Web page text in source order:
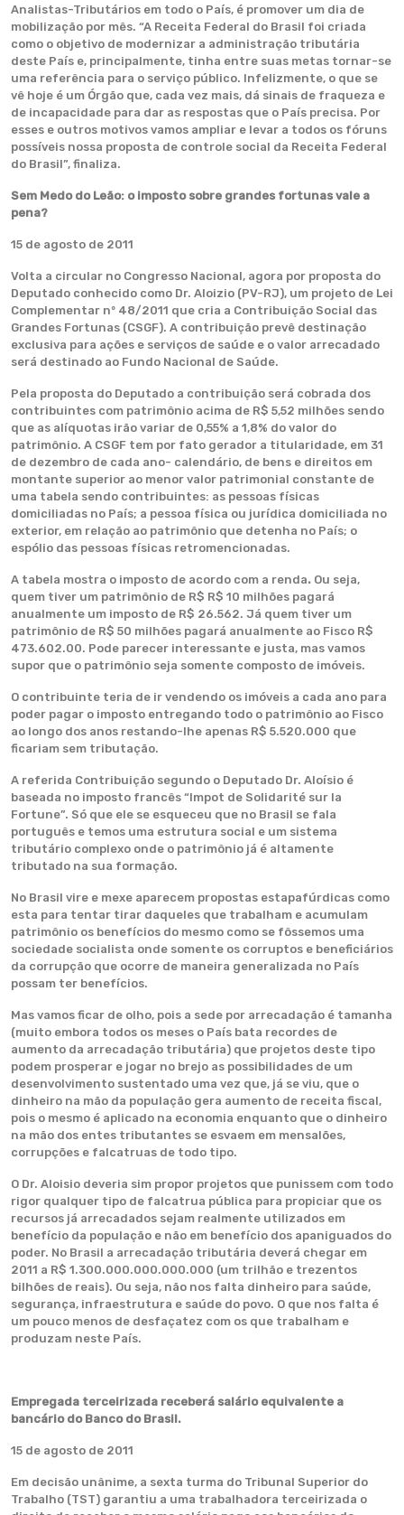
Analistas-Tributários em todo o País, é promover um dia de
mobilização por mês. “A Receita Federal do Brasil foi criada
como o objetivo de modernizar a administração tributária
deste País e, principalmente, tinha entre suas metas tornar-se
uma referência para o serviço público. Infelizmente, o que se
vê hoje é um Órgão que, cada vez mais, dá sinais de fraqueza e
de incapacidade para dar as respostas que o País precisa. Por
esses e outros motivos vamos ampliar e levar a todos os fóruns
possíveis nossa proposta de controle social da Receita Federal
do Brasil”, finaliza.
Sem Medo do Leão: o imposto sobre grandes fortunas vale a
pena?
15 de agosto de 2011
Volta a circular no Congresso Nacional, agora por proposta do
Deputado conhecido como Dr. Aloizio (PV-RJ), um projeto de Lei
Complementar nº 48/2011 que cria a Contribuição Social das
Grandes Fortunas (CSGF). A contribuição prevê destinação
exclusiva para ações e serviços de saúde e o valor arrecadado
será destinado ao Fundo Nacional de Saúde.
Pela proposta do Deputado a contribuição será cobrada dos
contribuintes com patrimônio acima de R$ 5,52 milhões sendo
que as alíquotas irão variar de 0,55% a 1,8% do valor do
patrimônio. A CSGF tem por fato gerador a titularidade, em 31
de dezembro de cada ano- calendário, de bens e direitos em
montante superior ao menor valor patrimonial constante de
uma tabela sendo contribuintes: as pessoas físicas
domiciliadas no País; a pessoa física ou jurídica domiciliada no
exterior, em relação ao patrimônio que detenha no País; o
espólio das pessoas físicas retromencionadas.
A tabela mostra o imposto de acordo com a renda. Ou seja,
quem tiver um patrimônio de R$ R$ 10 milhões pagará
anualmente um imposto de R$ 26.562. Já quem tiver um
patrimônio de R$ 50 milhões pagará anualmente ao Fisco R$
473.602.00. Pode parecer interessante e justa, mas vamos
supor que o patrimônio seja somente composto de imóveis.
O contribuinte teria de ir vendendo os imóveis a cada ano para
poder pagar o imposto entregando todo o patrimônio ao Fisco
ao longo dos anos restando-lhe apenas R$ 5.520.000 que
ficariam sem tributação.
A referida Contribuição segundo o Deputado Dr. Aloísio é
baseada no imposto francês “Impot de Solidarité sur la
Fortune”. Só que ele se esqueceu que no Brasil se fala
português e temos uma estrutura social e um sistema
tributário complexo onde o patrimônio já é altamente
tributado na sua formação.
No Brasil vire e mexe aparecem propostas estapafúrdicas como
esta para tentar tirar daqueles que trabalham e acumulam
patrimônio os benefícios do mesmo como se fôssemos uma
sociedade socialista onde somente os corruptos e beneficiários
da corrupção que ocorre de maneira generalizada no País
possam ter benefícios.
Mas vamos ficar de olho, pois a sede por arrecadação é tamanha
(muito embora todos os meses o País bata recordes de
aumento da arrecadação tributária) que projetos deste tipo
podem prosperar e jogar no brejo as possibilidades de um
desenvolvimento sustentado uma vez que, já se viu, que o
dinheiro na mão da população gera aumento de receita fiscal,
pois o mesmo é aplicado na economia enquanto que o dinheiro
na mão dos entes tributantes se esvaem em mensalões,
corrupções e falcatruas de todo tipo.
O Dr. Aloisio deveria sim propor projetos que punissem com todo
rigor qualquer tipo de falcatrua pública para propiciar que os
recursos já arrecadados sejam realmente utilizados em
benefício da população e não em benefício dos apaniguados do
poder. No Brasil a arrecadação tributária deverá chegar em
2011 a R$ 1.300.000.000.000.000 (um trilhão e trezentos
bilhões de reais). Ou seja, não nos falta dinheiro para saúde,
segurança, infraestrutura e saúde do povo. O que nos falta é
um pouco menos de desfaçatez com os que trabalham e
produzam neste País.
Empregada terceirizada receberá salário equivalente a
bancário do Banco do Brasil.
15 de agosto de 2011
Em decisão unânime, a sexta turma do Tribunal Superior do
Trabalho (TST) garantiu a uma trabalhadora terceirizada o